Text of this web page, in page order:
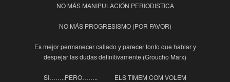
NO MÁS MANIPULACIÓN PERIODISTICA
NO MÁS PROGRESISMO (POR FAVOR)
Es mejor permanecer callado y parecer tonto que hablar y
despejar las dudas definitivamente (Groucho Marx)
SI…….,PERO…….. ELS TIMEM COM VOLEM